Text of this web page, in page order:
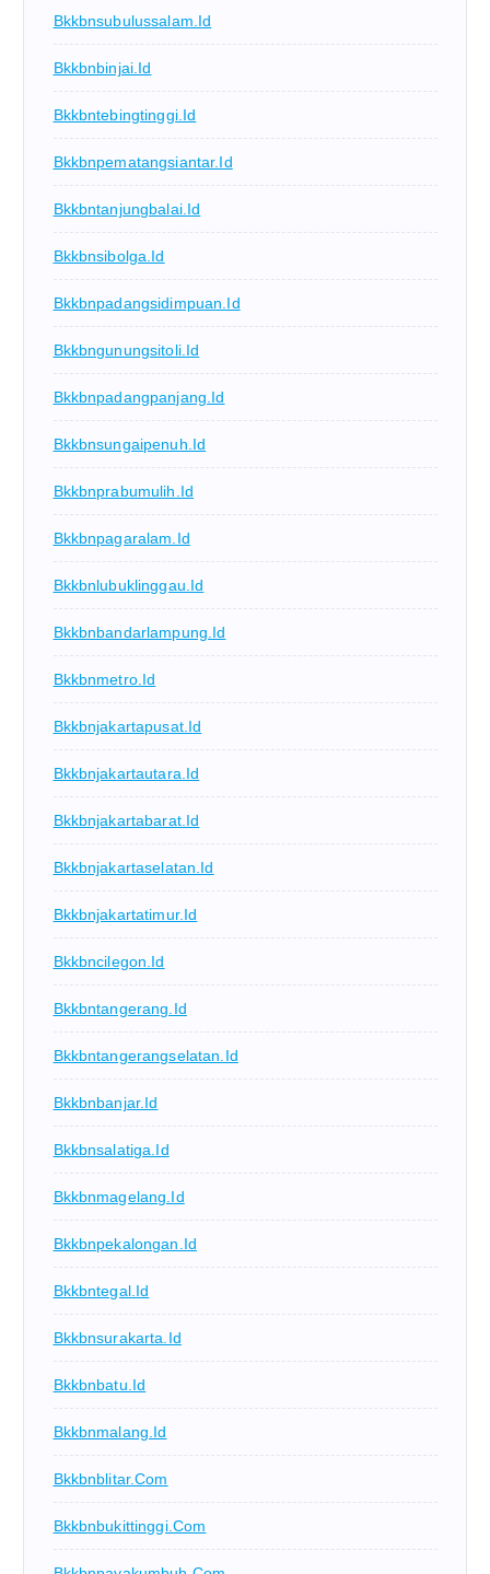
Bkkbnsubulussalam.id
Bkkbnbinjai.id
Bkkbntebingtinggi.id
Bkkbnpematangsiantar.id
Bkkbntanjungbalai.id
Bkkbnsibolga.id
Bkkbnpadangsidimpuan.id
Bkkbngunungsitoli.id
Bkkbnpadangpanjang.id
Bkkbnsungaipenuh.id
Bkkbnprabumulih.id
Bkkbnpagaralam.id
Bkkbnlubuklinggau.id
Bkkbnbandarlampung.id
Bkkbnmetro.id
Bkkbnjakartapusat.id
Bkkbnjakartautara.id
Bkkbnjakartabarat.id
Bkkbnjakartaselatan.id
Bkkbnjakartatimur.id
Bkkbncilegon.id
Bkkbntangerang.id
Bkkbntangerangselatan.id
Bkkbnbanjar.id
Bkkbnsalatiga.id
Bkkbnmagelang.id
Bkkbnpekalongan.id
Bkkbntegal.id
Bkkbnsurakarta.id
Bkkbnbatu.id
Bkkbnmalang.id
Bkkbnblitar.com
Bkkbnbukittinggi.com